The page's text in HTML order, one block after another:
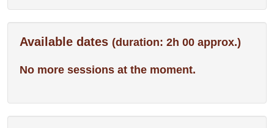
Available dates (duration: 2h 00 approx.)
No more sessions at the moment.